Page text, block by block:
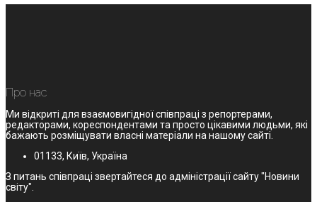
Про нас
Ми відкриті для взаємовигідної співпраці з репортерами,
редакторами, кореспондентами та просто цікавими людьми, які
бажають розміщувати власні матеріали на нашому сайті.
01133, Київ, Україна
З питань співпраці звертайтеся до адміністрації сайту "Новини
світу".